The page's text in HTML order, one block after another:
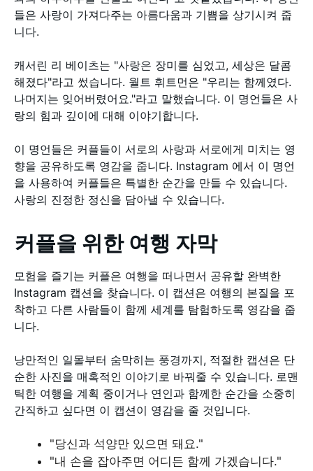
들은 사랑이 가져다주는 아름다움과 기쁨을 상기시켜 줍
니다.
캐서린 리 베이츠는 "사랑은 장미를 심었고, 세상은 달콤
해졌다"라고 썼습니다. 월트 휘트먼은 "우리는 함께였다.
나머지는 잊어버렸어요."라고 말했습니다. 이 명언들은 사
랑의 힘과 깊이에 대해 이야기합니다.
이 명언들은 커플들이 서로의 사랑과 서로에게 미치는 영
향을 공유하도록 영감을 줍니다. Instagram 에서 이 명언
을 사용하여 커플들은 특별한 순간을 만들 수 있습니다.
사랑의 진정한 정신을 담아낼 수 있습니다.
커플을 위한 여행 자막
모험을 즐기는 커플은 여행을 떠나면서 공유할 완벽한
Instagram 캡션을 찾습니다. 이 캡션은 여행의 본질을 포
착하고 다른 사람들이 함께 세계를 탐험하도록 영감을 줍
니다.
낭만적인 일몰부터 숨막히는 풍경까지, 적절한 캡션은 단
순한 사진을 매혹적인 이야기로 바꿔줄 수 있습니다. 로맨
틱한 여행을 계획 중이거나 연인과 함께한 순간을 소중히
간직하고 싶다면 이 캡션이 영감을 줄 것입니다.
"당신과 석양만 있으면 돼요."
"내 손을 잡아주면 어디든 함께 가겠습니다."